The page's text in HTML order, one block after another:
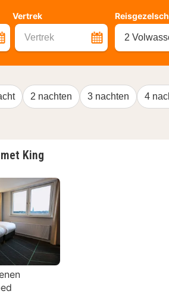
Vertrek
Vertrek 2
2 nachten 3 nachten 4
King